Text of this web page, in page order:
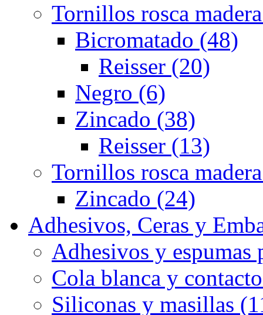
Tornillos rosca
Bicromatado (48)
Reisser (20)
Negro (6)
Zincado (38)
Reisser (13)
Tornillos rosca
Zincado (24)
Adhesivos, Ceras y
Adhesivos y
Cola blanca y
Siliconas y masillas